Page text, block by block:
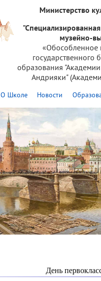
Министерство
музейно-
«Обособленное
образования
Андрияки"
О Школе Новости
День